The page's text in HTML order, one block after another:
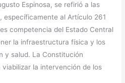
Espinosa, se refirió a las
específicamente al Artículo 261
competencia del Estado Central
la infraestructura física y los
y salud. La Constitución
la intervención de los